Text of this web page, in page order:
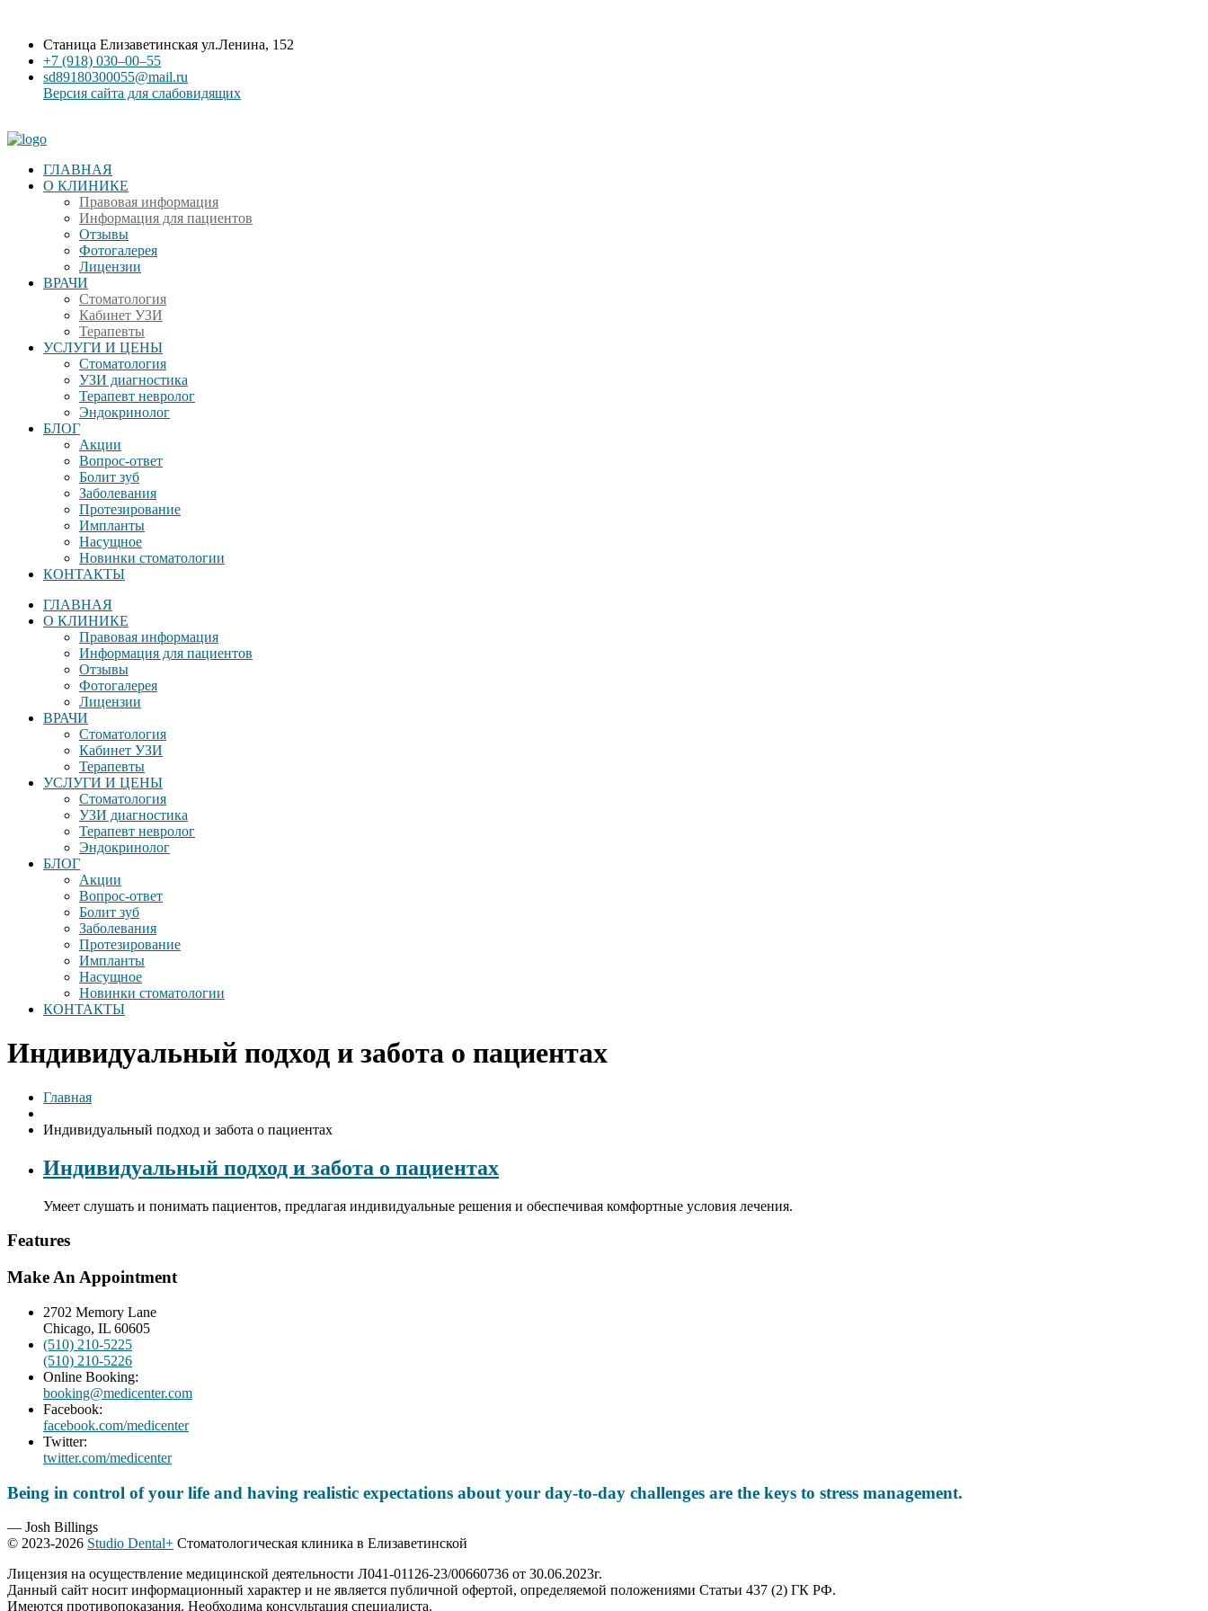
Станица Елизаветинская ул.Ленина, 152
+7 (918) 030‒00‒55
sd89180300055@mail.ru
Версия сайта для слабовидящих
ГЛАВНАЯ
О КЛИНИКЕ
Правовая информация
Информация для пациентов
Отзывы
Фотогалерея
Лицензии
ВРАЧИ
Стоматология
Кабинет УЗИ
Терапевты
УСЛУГИ И ЦЕНЫ
Стоматология
УЗИ диагностика
Терапевт невролог
Эндокринолог
БЛОГ
Акции
Вопрос-ответ
Болит зуб
Заболевания
Протезирование
Импланты
Насущное
Новинки стоматологии
КОНТАКТЫ
ГЛАВНАЯ
О КЛИНИКЕ
Правовая информация
Информация для пациентов
Отзывы
Фотогалерея
Лицензии
ВРАЧИ
Стоматология
Кабинет УЗИ
Терапевты
УСЛУГИ И ЦЕНЫ
Стоматология
УЗИ диагностика
Терапевт невролог
Эндокринолог
БЛОГ
Акции
Вопрос-ответ
Болит зуб
Заболевания
Протезирование
Импланты
Насущное
Новинки стоматологии
КОНТАКТЫ
Индивидуальный подход и забота о пациентах
Главная
Индивидуальный подход и забота о пациентах
Индивидуальный подход и забота о пациентах
Умеет слушать и понимать пациентов, предлагая индивидуальные решения и обеспечивая комфортные условия лечения.
Features
Make An Appointment
2702 Memory Lane
Chicago, IL 60605
(510) 210-5225
(510) 210-5226
Online Booking:
booking@medicenter.com
Facebook:
facebook.com/medicenter
Twitter:
twitter.com/medicenter
Being in control of your life and having realistic expectations about your day-to-day challenges are the keys to stress management.
— Josh Billings
© 2023-2026 Studio Dental+ Стоматологическая клиника в Елизаветинской
Лицензия на осуществление медицинской деятельности Л041-01126-23/00660736 от 30.06.2023г.
Данный сайт носит информационный характер и не является публичной офертой, определяемой положениями Статьи 437 (2) ГК РФ.
Имеются противопоказания. Необходима консультация специалиста.